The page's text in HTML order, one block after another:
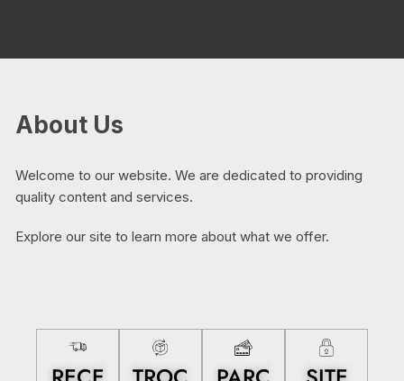
About Us
Welcome to our website. We are dedicated to providing
quality content and services.
Explore our site to learn more about what we offer.